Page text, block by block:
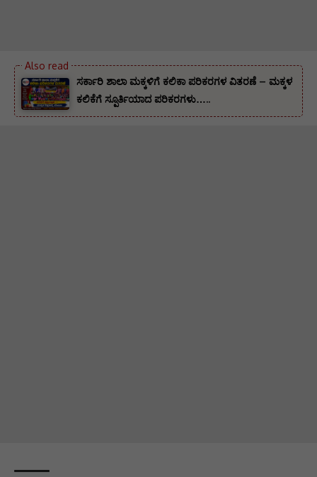
ಸರ್ಕಾರಿ ಶಾಲಾ ಮಕ್ಕಳಿಗೆ ಕಲಿಕಾ ಪರಿಕರಗಳ ವಿತರಣೆ – ಮಕ್ಕಳ
ಕಲಿಕೆಗೆ ಸ್ಪೂರ್ತಿಯಾದ ಪರಿಕರಗಳು…..